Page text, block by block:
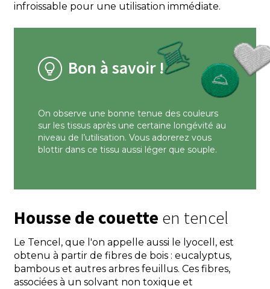
infroissable pour une utilisation immédiate.
Bon à savoir !
On observe une bonne tenue des couleurs
sur les tissus après une certaine longévité au
niveau de l’utilisation. Vous adorerez vous
blottir dans ce tissu aussi léger que souple.
Housse de couette en tencel
Le Tencel, que l'on appelle aussi le lyocell, est
obtenu à partir de fibres de bois : eucalyptus,
bambous et autres arbres feuillus. Ces fibres,
associées à un solvant non toxique et